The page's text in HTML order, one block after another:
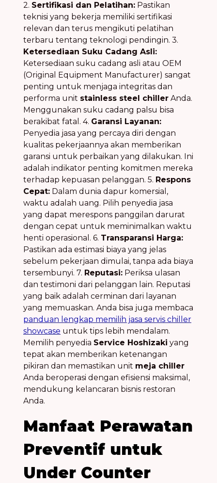
2. Sertifikasi dan Pelatihan: Pastikan
teknisi yang bekerja memiliki sertifikasi
relevan dan terus mengikuti pelatihan
terbaru tentang teknologi pendingin. 3.
Ketersediaan Suku Cadang Asli:
Ketersediaan suku cadang asli atau OEM
(Original Equipment Manufacturer) sangat
penting untuk menjaga integritas dan
performa unit stainless steel chiller Anda.
Menggunakan suku cadang palsu bisa
berakibat fatal. 4. Garansi Layanan:
Penyedia jasa yang percaya diri dengan
kualitas pekerjaannya akan memberikan
garansi untuk perbaikan yang dilakukan. Ini
adalah indikator penting komitmen mereka
terhadap kepuasan pelanggan. 5. Respons
Cepat: Dalam dunia dapur komersial,
waktu adalah uang. Pilih penyedia jasa
yang dapat merespons panggilan darurat
dengan cepat untuk meminimalkan waktu
henti operasional. 6. Transparansi Harga:
Pastikan ada estimasi biaya yang jelas
sebelum pekerjaan dimulai, tanpa ada biaya
tersembunyi. 7. Reputasi: Periksa ulasan
dan testimoni dari pelanggan lain. Reputasi
yang baik adalah cerminan dari layanan
yang memuaskan. Anda bisa juga membaca
panduan lengkap memilih jasa servis chiller
showcase untuk tips lebih mendalam.
Memilih penyedia Service Hoshizaki yang
tepat akan memberikan ketenangan
pikiran dan memastikan unit meja chiller
Anda beroperasi dengan efisiensi maksimal,
mendukung kelancaran bisnis restoran
Anda.
Manfaat Perawatan
Preventif untuk
Under Counter